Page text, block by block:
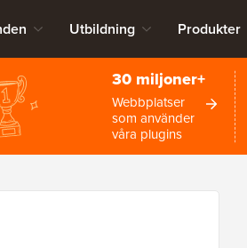
Utbildning Produkter
30 miljoner+
Webbplatser
som använder
våra plugins